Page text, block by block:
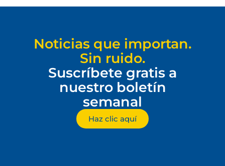
Noticias que importan.
Sin ruido.
Suscríbete gratis a
nuestro boletín
semanal
Haz clic aquí